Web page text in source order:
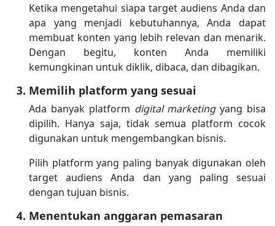
Ketika mengetahui siapa target audiens Anda dan
apa yang menjadi kebutuhannya, Anda dapat
membuat konten yang lebih relevan dan menarik.
Dengan begitu, konten Anda memiliki
kemungkinan untuk diklik, dibaca, dan dibagikan.
Memilih platform yang sesuai
Ada banyak platform digital marketingyang bisa
dipilih. Hanya saja, tidak semua platform cocok
digunakan untuk mengembangkan bisnis.
Pilih platform yang paling banyak digunakan oleh
target audiens Anda dan yang paling sesuai
dengan tujuan bisnis.
Menentukan anggaran pemasaran